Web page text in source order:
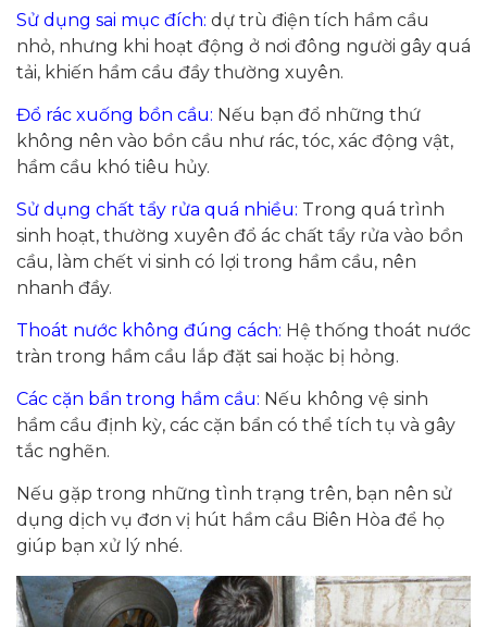
Sử dụng sai mục đích: dự trù điện tích hầm cầu
nhỏ, nhưng khi hoạt động ở nơi đông người gây quá
tải, khiến hầm cầu đầy thường xuyên.
Đổ rác xuống bồn cầu: Nếu bạn đổ những thứ
không nên vào bồn cầu như rác, tóc, xác động vật,
hầm cầu khó tiêu hủy.
Sử dụng chất tẩy rửa quá nhiều: Trong quá trình
sinh hoạt, thường xuyên đổ ác chất tẩy rửa vào bồn
cầu, làm chết vi sinh có lợi trong hầm cầu, nên
nhanh đầy.
Thoát nước không đúng cách: Hệ thống thoát nước
tràn trong hầm cầu lắp đặt sai hoặc bị hỏng.
Các cặn bẩn trong hầm cầu: Nếu không vệ sinh
hầm cầu định kỳ, các cặn bẩn có thể tích tụ và gây
tắc nghẽn.
Nếu gặp trong những tình trạng trên, bạn nên sử
dụng dịch vụ đơn vị hút hầm cầu Biên Hòa để họ
giúp bạn xử lý nhé.